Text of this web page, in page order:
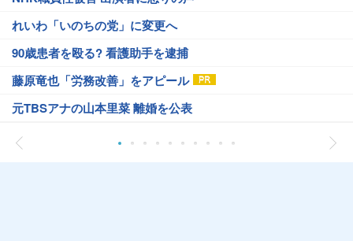
れいわ「いのちの党」に変更へ
90歳患者を殴る? 看護助手を逮捕
藤原竜也「労務改善」をアピール
元TBSアナの山本里菜 離婚を公表